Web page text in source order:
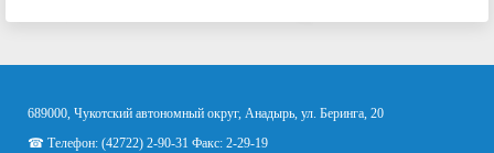
689000, Чукотский автономный округ, Анадырь, ул. Беринга, 20
☎ Телефон: (42722) 2-90-31 Факс: 2-29-19